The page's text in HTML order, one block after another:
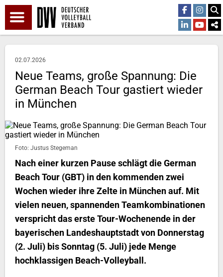
02.07.2026
Neue Teams, große Spannung: Die
German Beach Tour gastiert wieder
in München
Foto: Justus Stegeman
Nach einer kurzen Pause schlägt die German
Beach Tour (GBT) in den kommenden zwei
Wochen wieder ihre Zelte in München auf. Mit
vielen neuen, spannenden Teamkombinationen
verspricht das erste Tour-Wochenende in der
bayerischen Landeshauptstadt von Donnerstag
(2. Juli) bis Sonntag (5. Juli) jede Menge
hochklassigen Beach-Volleyball.